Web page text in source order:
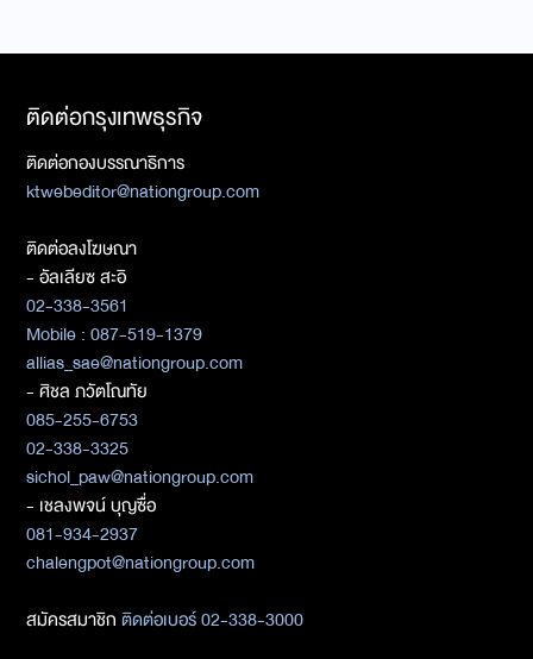
ติดต่อกรุงเทพธุรกิจ
ติดต่อกองบรรณาธิการ
ktwebeditor@nationgroup.com
ติดต่อลงโฆษณา
- อัลเลียซ สะอิ
02-338-3561
Mobile : 087-519-1379
allias_sae@nationgroup.com
- ศิชล ภวัตโณทัย
085-255-6753
02-338-3325
sichol_paw@nationgroup.com
- เชลงพจน์ บุญซื่อ
081-934-2937
chalengpot@nationgroup.com
สมัครสมาชิกติดต่อเบอร์ 02-338-3000